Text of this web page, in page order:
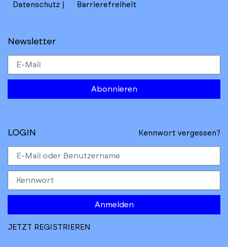
Datenschutz Barrierefreiheit
Newsletter
Abonnieren
LOGIN Kennwort vergessen?
Anmelden
JETZT REGISTRIEREN